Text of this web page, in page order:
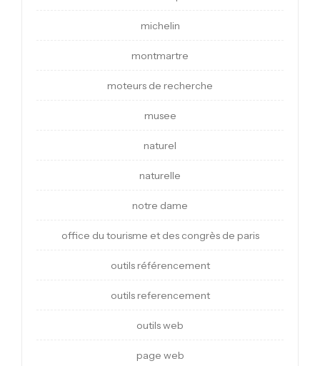
michelin
montmartre
moteurs de recherche
musee
naturel
naturelle
notre dame
office du tourisme et des congrès de paris
outils référencement
outils referencement
outils web
page web